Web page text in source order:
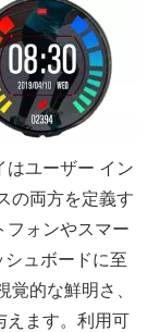
はユーザー イン
の両方を定義す
フォンやスマー
シュボードに至
的な鮮明さ、
えます。利用可